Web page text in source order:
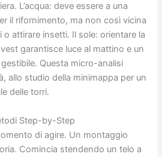
L’acqua: deve essere a una
il rifornimento, ma non così vicina
o attirare insetti. Il sole: orientare la
garantisce luce al mattino e un
Questa micro-analisi
allo studio della minimappa per un
delle torri.
Step-by-Step
di agire. Un montaggio
Comincia stendendo un telo a